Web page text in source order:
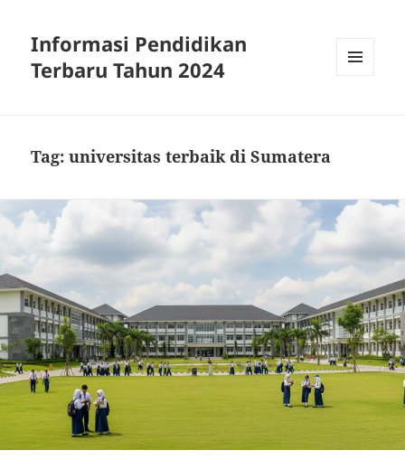
Informasi Pendidikan
Terbaru Tahun 2024
Tag:universitas terbaik di Sumatera